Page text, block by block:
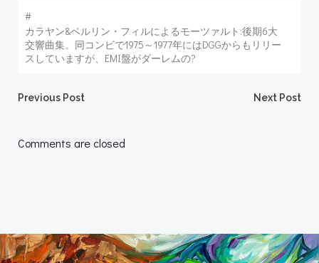
#
カラヤン&ベルリン・フィルによるモーツァルト:後期6大
交響曲集。同コンビで1975～1977年にはDGGからもリリー
スしていますが、EMI盤がダーレムの?
Post
navigation
Previous Post Next Post
Comments are closed